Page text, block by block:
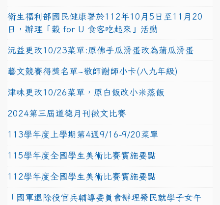
衛生福利部國民健康署於112年10月5日至11月20
日，辦理「穀 for U 食客吃起來」活動
沅益更改10/23菜單:原佛手瓜滑蛋改為蒲瓜滑蛋
藝文競賽得獎名單~敬師謝師小卡(八九年級)
津味更改10/26菜單，原白飯改小米蒸飯
2024第三屆道德月刊徵文比賽
113學年度上學期第4週9/16-9/20菜單
115學年度全國學生美術比賽實施要點
112學年度全國學生美術比賽實施要點
「國軍退除役官兵輔導委員會辦理榮民就學子女午